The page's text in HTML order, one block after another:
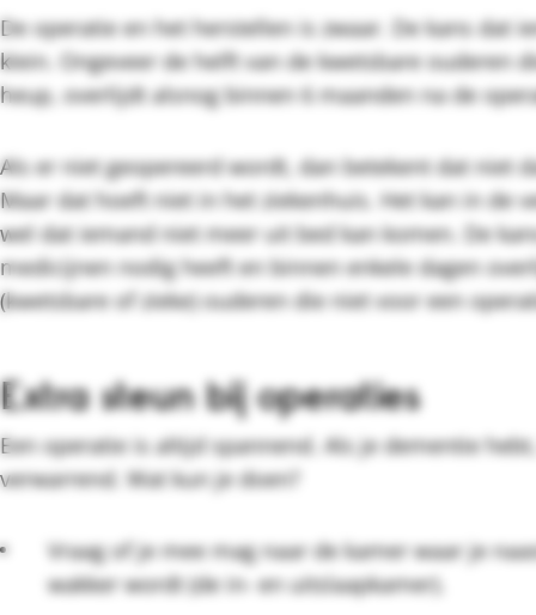
De operatie en het herstellen is zwaar. De kans dat
klein. Ongeveer de helft van de kwetsbare ouderen
heup, overlijdt alsnog binnen 6 maanden na de
Als er niet geopereerd wordt, dan betekent dat niet
Maar dat hoeft niet in het ziekenhuis. Het kan in de
wel dat iemand niet meer uit bed kan komen. De
medicijnen nodig heeft en binnen enkele dagen
(kwetsbare of zieke) ouderen die niet voor een
Extra steun bij operaties
Een operatie is altijd spannend. Als je dementie
verwarrend. Wat kun je doen?
Vraag of je mee mag naar de kamer waar je
wakker wordt (de in- en uitslaapkamer).